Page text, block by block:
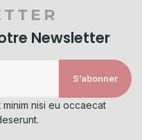
Newsletter
S’abonner
nisi eu occaecat